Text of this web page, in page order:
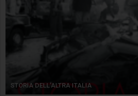
STORIA DELL’ALTRA ITALIA